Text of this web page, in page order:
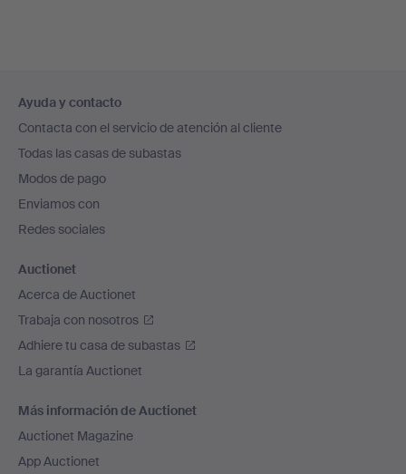
en
el
pie
de
página
Ayuda y contacto
Contacta con el servicio de atención al cliente
Todas las casas de subastas
Modos de pago
Enviamos con
Redes sociales
Auctionet
Acerca de Auctionet
Trabaja con nosotros
Adhiere tu casa de subastas
La garantía Auctionet
Más información de Auctionet
Auctionet Magazine
App Auctionet